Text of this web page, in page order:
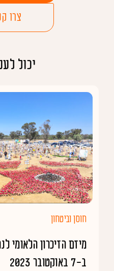
צרו
יכול
חוסן וביטחון
מיזם הזיכרון הלאומי
ב-7 באוקטובר 2023